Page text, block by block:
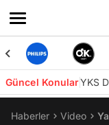
Güncel KonularYKS
Haberler Video